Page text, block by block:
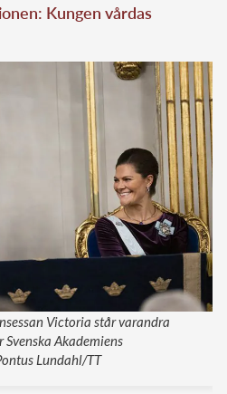
Kungen vårdas
Victoria står varandra
Svenska Akademiens
Lundahl/TT